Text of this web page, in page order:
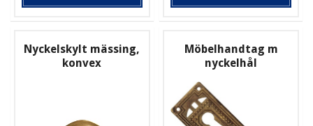
Nyckelskylt mässing,
konvex
Möbelhandtag m
nyckelhål